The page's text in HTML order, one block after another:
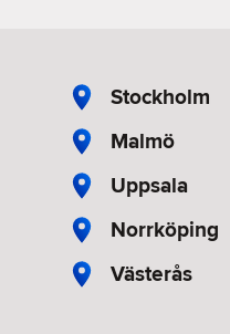
Stockholm
Malmö
Uppsala
Norrköping
Västerås